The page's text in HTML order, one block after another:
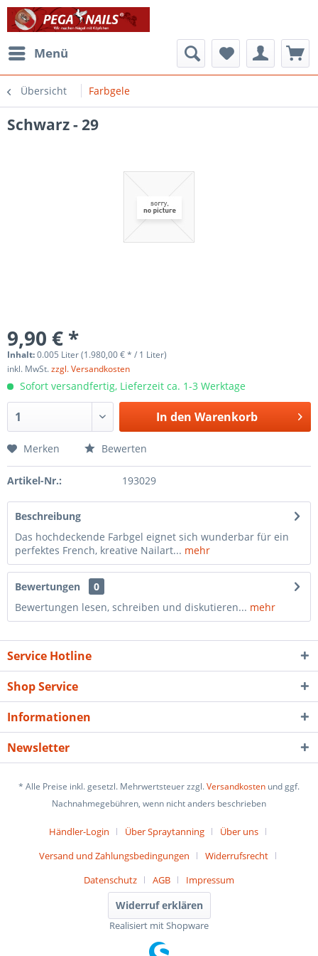
Menü
Übersicht Farbgele
Schwarz - 29
9,90 € *
Inhalt:0.005 Liter (1.980,00 € * / 1 Liter)
inkl. MwSt.zzgl. Versandkosten
Sofort versandfertig, Lieferzeit ca. 1-3 Werktage
In den Warenkorb
Merken Bewerten
Artikel-Nr.: 193029
Beschreibung
Das hochdeckende Farbgel eignet sich wunderbar für ein
perfektes French, kreative Nailart... mehr
Bewertungen
0
Bewertungen lesen, schreiben und diskutieren... mehr
Service Hotline
Shop Service
Informationen
Newsletter
* Alle Preise inkl. gesetzl. Mehrwertsteuer zzgl.Versandkosten und ggf.
Nachnahmegebühren, wenn nicht anders beschrieben
Händler-Login Über Spraytanning
Über uns
Versand und Zahlungsbedingungen
Widerrufsrecht
Datenschutz
AGB Impressum
Widerruf erklären
Realisiert mit Shopware